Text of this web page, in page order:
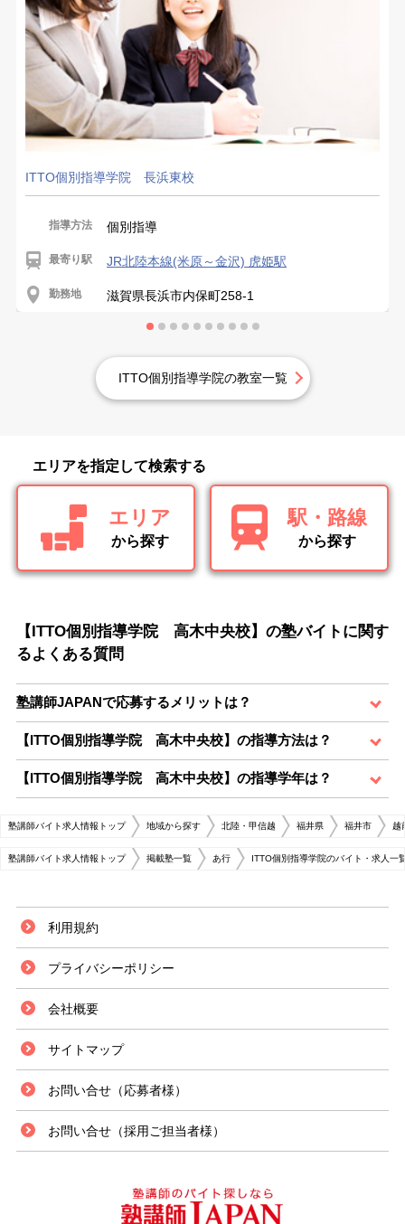
ITTO個別指導学院 長浜東校
指導方法 個別指導
最寄り駅 JR北陸本線(米原～金沢) 虎姫駅
勤務地 滋賀県長浜市内保町258-1
ITTO個別指導学院の教室一覧
エリアを指定して検索する
エリア
から探す
駅・路線
から探す
【ITTO個別指導学院 高木中央校】の塾バイトに関す
るよくある質問
塾講師JAPANで応募するメリットは？
【ITTO個別指導学院 高木中央校】の指導方法は？
【ITTO個別指導学院 高木中央校】の指導学年は？
塾講師バイト求人情報トップ 地域から探す 北陸・甲信越 福井県 福井市 越
塾講師バイト求人情報トップ 掲載塾一覧 あ行 ITTO個別指導学院のバイト・求人一
利用規約
プライバシーポリシー
会社概要
サイトマップ
お問い合せ（応募者様）
お問い合せ（採用ご担当者様）